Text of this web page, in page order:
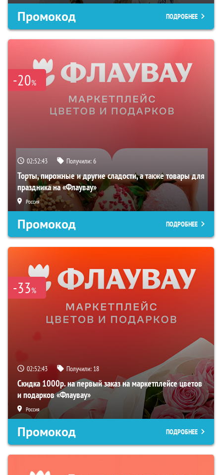
Промокод ПОДРОБНЕЕ
-20%
02:52:42 Получили:6
Торты, пирожные и другие сладости, а также товары для
праздника на «Флаувау»
Россия
Промокод ПОДРОБНЕЕ
-33%
02:52:42 Получили: 18
Скидка 1000р. на первый заказ на маркетплейсе цветов
и подарков «Флаувау»
Россия
Промокод ПОДРОБНЕЕ